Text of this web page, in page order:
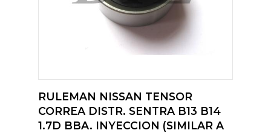
RULEMAN NISSAN TENSOR
CORREA DISTR. SENTRA B13 B14
1.7D BBA. INYECCION (SIMILAR A